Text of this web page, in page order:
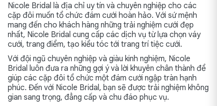
Nicole Bridal là địa chỉ uy tín và chuyên nghiệp cho các
cặp đôi muốn tổ chức đám cưới hoàn hảo. Với sứ mệnh
mang đến cho khách hàng những trải nghiệm cưới đẹp
nhất, Nicole Bridal cung cấp các dịch vụ từ lựa chọn váy
cưới, trang điểm, tạo kiểu tóc tới trang trí tiệc cưới.
Với đội ngũ chuyên nghiệp và giàu kinh nghiệm, Nicole
Bridal luôn đưa ra những gợi ý và lời khuyên chân thành để
giúp các cặp đôi tổ chức một đám cưới ngập tràn hạnh
phúc. Đến với Nicole Bridal, bạn sẽ được trải nghiệm không
gian sang trọng, đẳng cấp và chu đáo phục vụ.